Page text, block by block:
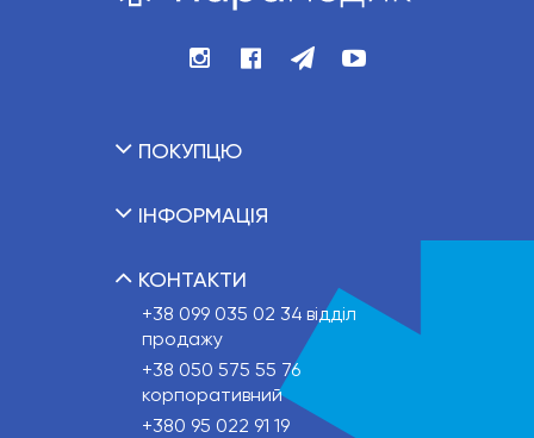
ПОКУПЦЮ
ІНФОРМАЦІЯ
КОНТАКТИ
+38 099 035 02 34 відділ
продажу
+38 050 575 55 76
корпоративний
+380 95 022 91 19